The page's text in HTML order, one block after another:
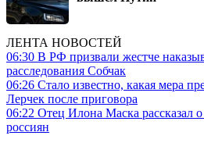
ЛЕНТА НОВОСТЕЙ
06:30 В РФ призвали жестче
расследования Собчак
06:26 Стало известно, какая мера
Лерчек после приговора
06:22 Отец Илона Маска рассказал
россиян